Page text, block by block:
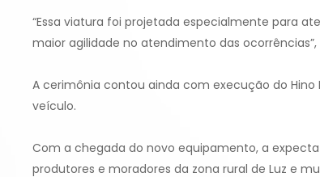
“Essa viatura foi projetada especialmente para
maior agilidade no atendimento das
A cerimônia contou ainda com execução do
veículo.
Com a chegada do novo equipamento, a
produtores e moradores da zona rural de Luz e